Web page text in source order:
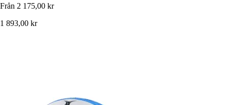
Från 2 175,00 kr
1 893,00 kr